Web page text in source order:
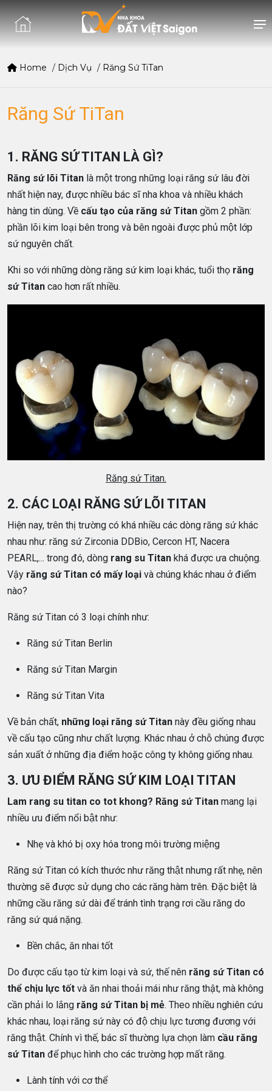
Home / Dịch Vụ / Răng Sứ TiTan
Răng Sứ TiTan
1. RĂNG SỨ TITAN LÀ GÌ?
Răng sứ lõi Titan là một trong những loại răng sứ lâu đời
nhất hiện nay, được nhiều bác sĩ nha khoa và nhiều khách
hàng tin dùng. Về cấu tạo của răng sứ Titan gồm 2 phần:
phần lõi kim loại bên trong và bên ngoài được phủ một lớp
sứ nguyên chất.
Khi so với những dòng răng sứ kim loại khác, tuổi thọ răng
sứ Titan cao hơn rất nhiều.
Răng sứ Titan.
2. CÁC LOẠI RĂNG SỨ LÕI TITAN
Hiện nay, trên thị trường có khá nhiều các dòng răng sứ khác
nhau như: răng sứ Zirconia DDBio, Cercon HT, Nacera
PEARL,... trong đó, dòng rang su Titan khá được ưa chuộng.
Vậy răng sứ Titan có mấy loại và chúng khác nhau ở điểm
nào?
Răng sứ Titan có 3 loại chính như:
Răng sứ Titan Berlin
Răng sứ Titan Margin
Răng sứ Titan Vita
Về bản chất, những loại răng sứ Titan này đều giống nhau
về cấu tạo cũng như chất lượng. Khác nhau ở chỗ chúng được
sản xuất ở những địa điểm hoặc công ty không giống nhau.
3. ƯU ĐIỂM RĂNG SỨ KIM LOẠI TITAN
Lam rang su titan co tot khong? Răng sứ Titan mang lại
nhiều ưu điểm nổi bật như:
Nhẹ và khó bị oxy hóa trong môi trường miệng
Răng sứ Titan có kích thước như răng thật nhưng rất nhẹ, nên
thường sẽ được sử dụng cho các răng hàm trên. Đặc biệt là
những cầu răng sứ dài để tránh tình trạng rơi cầu răng do
răng sứ quá nặng.
Bền chắc, ăn nhai tốt
Do được cấu tạo từ kim loại và sứ, thế nên răng sứ Titan có
thể chịu lực tốt và ăn nhai thoải mái như răng thật, mà không
cần phải lo lắng răng sứ Titan bị mẻ. Theo nhiều nghiên cứu
khác nhau, loại răng sứ này có độ chịu lực tương đương với
răng thật. Chính vì thế, bác sĩ thường lựa chọn làm cầu răng
sứ Titan để phục hình cho các trường hợp mất răng.
Lành tính với cơ thể